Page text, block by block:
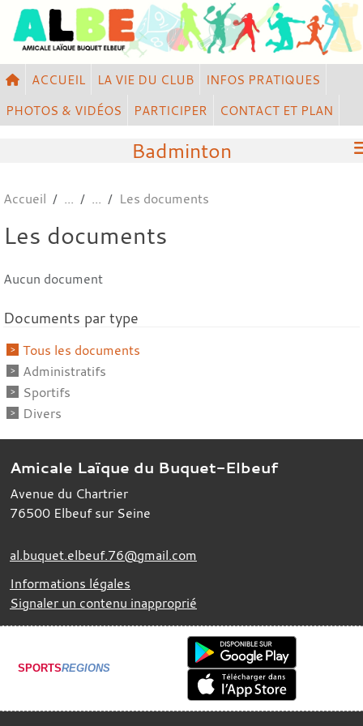
ACCUEIL LA VIE DU CLUB
INFOS PRATIQUES
PHOTOS & VIDÉOS
PARTICIPER CONTACT ET PLAN
Badminton
Accueil Les documents
Les documents
Aucun document
Documents par type
Tous les documents
Administratifs
Sportifs
Divers
Amicale Laïque du Buquet-Elbeuf
Avenue du Chartrier
76500 Elbeuf sur Seine
al.buquet.elbeuf.76@gmail.com
Informations légales
Signaler un contenu inapproprié
SPORTSREGIONS
Panneau de gestion des cookies